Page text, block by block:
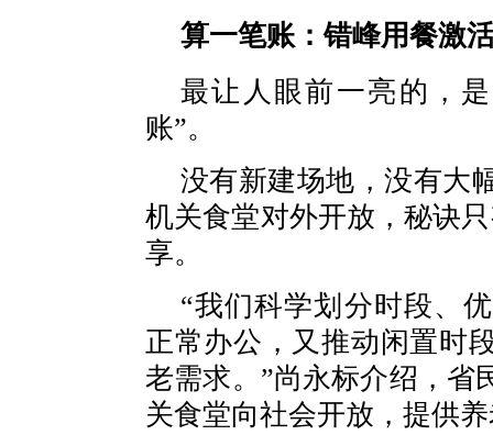
算一笔账：错峰用餐激
最让人眼前一亮的，
账”。
没有新建场地，没有
机关食堂对外开放，秘诀
享。
“我们科学划分时段、
正常办公，又推动闲置时
老需求。”尚永标介绍，省
关食堂向社会开放，提供